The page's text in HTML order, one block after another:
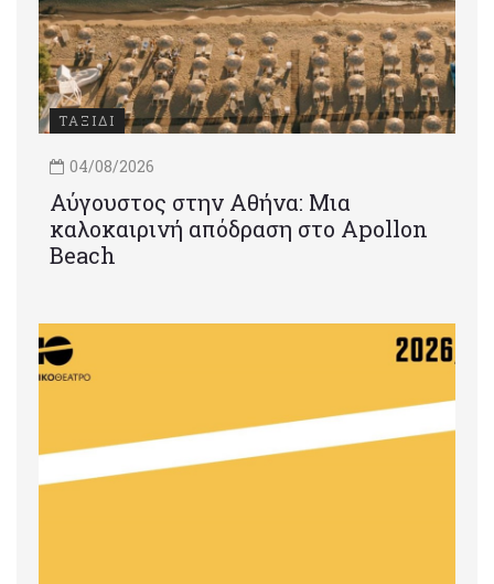
ΤΑΞΙΔΙ
04/08/2026
Αύγουστος στην Αθήνα: Μια
καλοκαιρινή απόδραση στο Apollon
Beach